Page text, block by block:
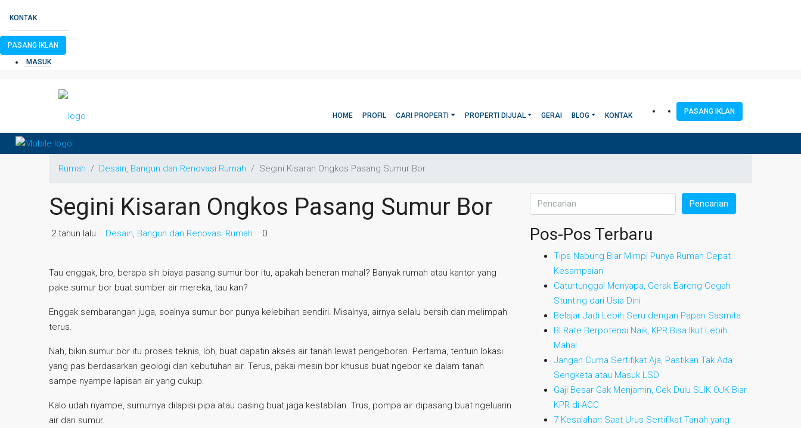
KONTAK
PASANG IKLAN
MASUK
HOME PROFIL CARI PROPERTI PROPERTI DIJUAL GERAI BLOG KONTAK
PASANG IKLAN
Rumah Desain, Bangun dan Renovasi Rumah Segini Kisaran Ongkos Pasang Sumur Bor
Segini Kisaran Ongkos Pasang Sumur Bor
2 tahun lalu Desain, Bangun dan Renovasi Rumah 0
Tau enggak, bro, berapa sih biaya pasang sumur bor itu, apakah beneran mahal? Banyak rumah atau kantor yang
pake sumur bor buat sumber air mereka, tau kan?
Enggak sembarangan juga, soalnya sumur bor punya kelebihan sendiri. Misalnya, airnya selalu bersih dan melimpah
terus.
Nah, bikin sumur bor itu proses teknis, loh, buat dapatin akses air tanah lewat pengeboran. Pertama, tentuin lokasi
yang pas berdasarkan geologi dan kebutuhan air. Terus, pakai mesin bor khusus buat ngebor ke dalam tanah
sampe nyampe lapisan air yang cukup.
Kalo udah nyampe, sumurnya dilapisi pipa atau casing buat jaga kestabilan. Trus, pompa air dipasang buat ngeluarin
air dari sumur.
Pencarian
Pos-Pos Terbaru
Tips Nabung Biar Mimpi Punya Rumah Cepat
Kesampaian
Caturtunggal Menyapa, Gerak Bareng Cegah
Stunting dari Usia Dini
Belajar Jadi Lebih Seru dengan Papan Sasmita
BI Rate Berpotensi Naik, KPR Bisa Ikut Lebih
Mahal
Jangan Cuma Sertifikat Aja, Pastikan Tak Ada
Sengketa atau Masuk LSD
Gaji Besar Gak Menjamin, Cek Dulu SLIK OJK Biar
KPR di-ACC
7 Kesalahan Saat Urus Sertifikat Tanah yang